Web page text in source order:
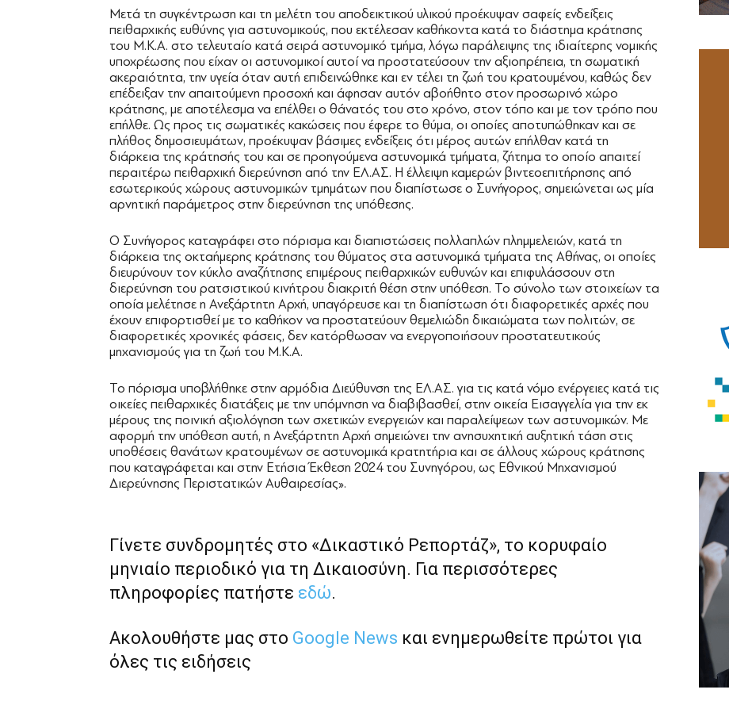
Μετά τη συγκέντρωση και τη μελέτη του αποδεικτικού υλικού προέκυψαν σαφείς ενδείξεις
πειθαρχικής ευθύνης για αστυνομικούς, που εκτέλεσαν καθήκοντα κατά το διάστημα κράτησης
του M.Κ.Α. στο τελευταίο κατά σειρά αστυνομικό τμήμα, λόγω παράλειψης της ιδιαίτερης νομικής
υποχρέωσης που είχαν οι αστυνομικοί αυτοί να προστατεύσουν την αξιοπρέπεια, τη σωματική
ακεραιότητα, την υγεία όταν αυτή επιδεινώθηκε και εν τέλει τη ζωή του κρατουμένου, καθώς δεν
επέδειξαν την απαιτούμενη προσοχή και άφησαν αυτόν αβοήθητο στον προσωρινό χώρο
κράτησης, με αποτέλεσμα να επέλθει ο θάνατός του στο χρόνο, στον τόπο και με τον τρόπο που
επήλθε. Ως προς τις σωματικές κακώσεις που έφερε το θύμα, οι οποίες αποτυπώθηκαν και σε
πλήθος δημοσιευμάτων, προέκυψαν βάσιμες ενδείξεις ότι μέρος αυτών επήλθαν κατά τη
διάρκεια της κράτησής του και σε προηγούμενα αστυνομικά τμήματα, ζήτημα το οποίο απαιτεί
περαιτέρω πειθαρχική διερεύνηση από την ΕΛ.ΑΣ. Η έλλειψη καμερών βιντεοεπιτήρησης από
εσωτερικούς χώρους αστυνομικών τμημάτων που διαπίστωσε ο Συνήγορος, σημειώνεται ως μία
αρνητική παράμετρος στην διερεύνηση της υπόθεσης.
Ο Συνήγορος καταγράφει στο πόρισμα και διαπιστώσεις πολλαπλών πλημμελειών, κατά τη
διάρκεια της οκταήμερης κράτησης του θύματος στα αστυνομικά τμήματα της Αθήνας, οι οποίες
διευρύνουν τον κύκλο αναζήτησης επιμέρους πειθαρχικών ευθυνών και επιφυλάσσουν στη
διερεύνηση του ρατσιστικού κινήτρου διακριτή θέση στην υπόθεση. Το σύνολο των στοιχείων τα
οποία μελέτησε η Ανεξάρτητη Αρχή, υπαγόρευσε και τη διαπίστωση ότι διαφορετικές αρχές που
έχουν επιφορτισθεί με το καθήκον να προστατεύουν θεμελιώδη δικαιώματα των πολιτών, σε
διαφορετικές χρονικές φάσεις, δεν κατόρθωσαν να ενεργοποιήσουν προστατευτικούς
μηχανισμούς για τη ζωή του M.K.A.
Το πόρισμα υποβλήθηκε στην αρμόδια Διεύθυνση της ΕΛ.ΑΣ. για τις κατά νόμο ενέργειες κατά τις
οικείες πειθαρχικές διατάξεις με την υπόμνηση να διαβιβασθεί, στην οικεία Εισαγγελία για την εκ
μέρους της ποινική αξιολόγηση των σχετικών ενεργειών και παραλείψεων των αστυνομικών. Με
αφορμή την υπόθεση αυτή, η Ανεξάρτητη Αρχή σημειώνει την ανησυχητική αυξητική τάση στις
υποθέσεις θανάτων κρατουμένων σε αστυνομικά κρατητήρια και σε άλλους χώρους κράτησης
που καταγράφεται και στην Ετήσια Έκθεση 2024 του Συνηγόρου, ως Εθνικού Μηχανισμού
Διερεύνησης Περιστατικών Αυθαιρεσίας».
Γίνετε συνδρομητές στο «Δικαστικό Ρεπορτάζ», το κορυφαίο
μηνιαίο περιοδικό για τη Δικαιοσύνη. Για περισσότερες
πληροφορίες πατήστε εδώ.
Ακολουθήστε μας στο Google News και ενημερωθείτε πρώτοι για
όλες τις ειδήσεις